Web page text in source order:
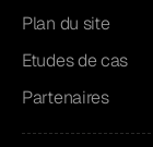
Plan du site
Etudes de cas
Partenaires